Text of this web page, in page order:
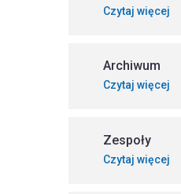
Czytaj więcej
Archiwum
Czytaj więcej
Zespoły
Czytaj więcej